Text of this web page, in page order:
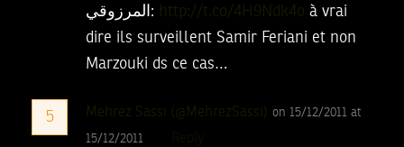
المرزوقي:
http://t.co/4H9Ndk4o à vrai
dire ils surveillent Samir Feriani et non
Marzouki ds ce cas…
5 Mehrez Sassi (@MehrezSassi) on 15/12/2011 at
15/12/2011